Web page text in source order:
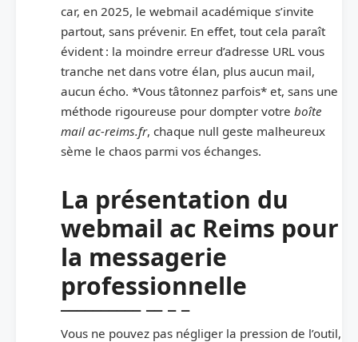
car, en 2025, le webmail académique s’invite
partout, sans prévenir. En effet, tout cela paraît
évident : la moindre erreur d’adresse URL vous
tranche net dans votre élan, plus aucun mail,
aucun écho. *Vous tâtonnez parfois* et, sans une
méthode rigoureuse pour dompter votre boîte
mail ac-reims.fr, chaque null geste malheureux
sème le chaos parmi vos échanges.
La présentation du
webmail ac Reims pour
la messagerie
professionnelle
Vous ne pouvez pas négliger la pression de l’outil,